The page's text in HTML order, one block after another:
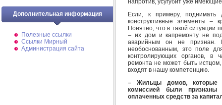
Дополнительная информация
Полезные ссылки
Ссылки Мирный
Администрация сайта
напротив, усугубит уже
Если, к примеру,
конструктивные элементы –
Понятно, что в такой ситуации
– их дом и капремонту не
аварийным он не признан.
необоснованным, это поле
контролирующих органов, в
ремонта не может быть
входят в нашу компетенцию.
– Жильцы домов, которые
комиссией были признаны
оплаченных средств за